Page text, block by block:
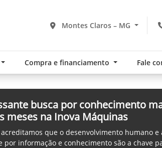
Montes Claros – MG
Compra e financiamento Fale
busca por conhecimento
meses na Inova Máquinas
que o desenvolvimento humano e
por informação e conhecimento são a chave